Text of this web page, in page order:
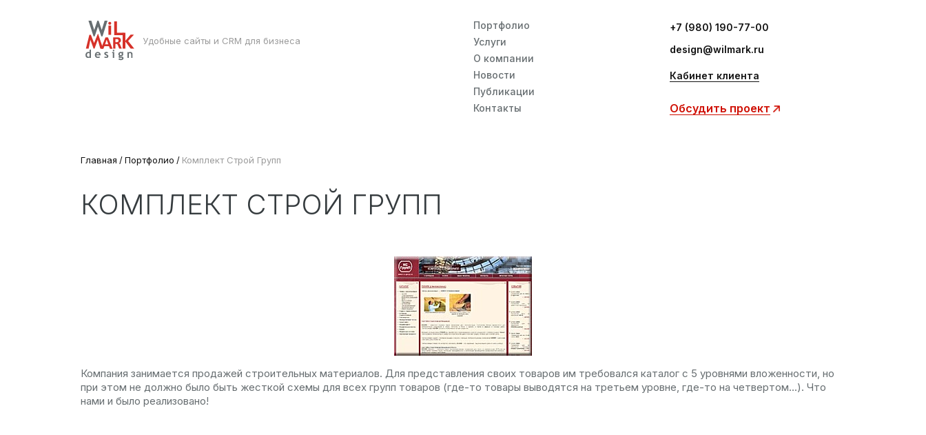
Удобные сайты и CRM для бизнеса
+7 (980) 190-77-00
design@wilmark.ru
Кабинет клиента
Обсудить проект
Портфолио
Услуги
О компании
Новости
Публикации
Контакты
Главная Портфолио Комплект Строй Групп
КОМПЛЕКТ СТРОЙ ГРУПП
Компания занимается продажей строительных материалов. Для представления своих товаров им требовался каталог с 5 уровнями вложенности, но
при этом не должно было быть жесткой схемы для всех групп товаров (где-то товары выводятся на третьем уровне, где-то на четвертом...). Что
нами и было реализовано!